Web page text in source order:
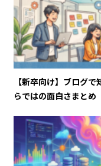
【新卒向け】ブログ
らではの面白さまとめ